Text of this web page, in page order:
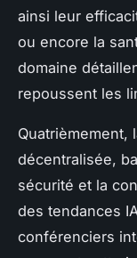
ainsi leur
ou encore la
domaine
repoussent les
Quatrièmement,
décentralisée,
sécurité et la
des tendances
conférenciers